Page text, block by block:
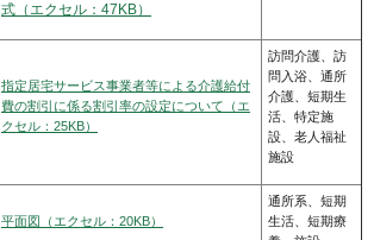
式（エクセル：47KB）
指定居宅サービス事業者等による介護給付
費の割引に係る割引率の設定について（エ
クセル：25KB）
訪問介護、訪
問入浴、通所
介護、短期生
活、特定施
設、老人福祉
施設
平面図（エクセル：20KB）
通所系、短期
生活、短期療